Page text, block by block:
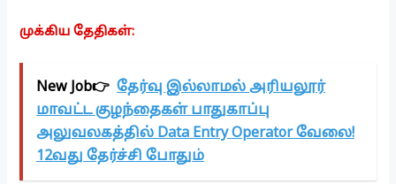
முக்கிய தேதிகள்:
New Job👉 தேர்வு இல்லாமல் அரியலூர்
மாவட்ட குழந்தைகள் பாதுகாப்பு
அலுவலகத்தில் Data Entry Operator வேலை!
12வது தேர்ச்சி போதும்